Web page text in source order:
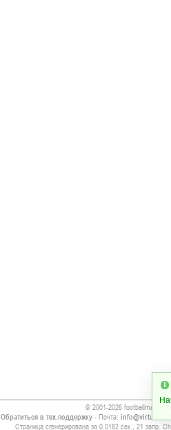
© 2001-2026
Обратиться в тех.поддержку- Почта:
Страница сгенерирована за 0.0182 сек., 21 запр.